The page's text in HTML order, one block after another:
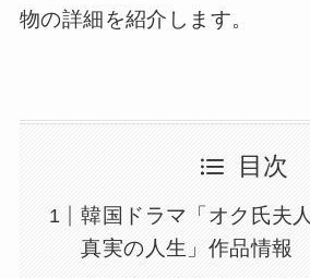
物の詳細を紹介します。
目次
韓国ドラマ「オク氏夫
真実の人生」作品情報